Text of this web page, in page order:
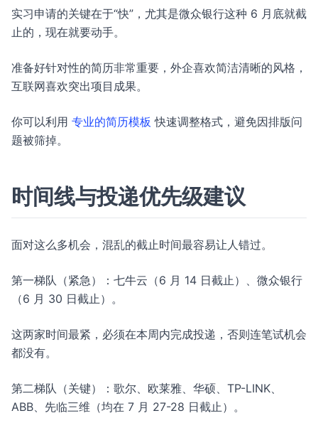
实习申请的关键在于“快”，尤其是微众银行这种 6 月底就截
止的，现在就要动手。
准备好针对性的简历非常重要，外企喜欢简洁清晰的风格，
互联网喜欢突出项目成果。
你可以利用 专业的简历模板 快速调整格式，避免因排版问
题被筛掉。
时间线与投递优先级建议
面对这么多机会，混乱的截止时间最容易让人错过。
第一梯队（紧急）：七牛云（6 月 14 日截止）、微众银行
（6 月 30 日截止）。
这两家时间最紧，必须在本周内完成投递，否则连笔试机会
都没有。
第二梯队（关键）：歌尔、欧莱雅、华硕、TP-LINK、
ABB、先临三维（均在 7 月 27-28 日截止）。